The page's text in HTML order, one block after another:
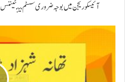
آئیسکو ریجن میں بوجہ ضروری سسٹم مینٹیننس 20فروری 2024ء عارضی بجلی بندش کا شیڈول جاری